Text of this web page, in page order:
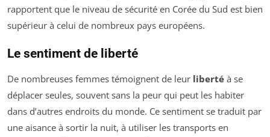
rapportent que le niveau de sécurité en Corée du Sud est bien
supérieur à celui de nombreux pays européens.
Le sentiment de liberté
De nombreuses femmes témoignent de leur liberté à se
déplacer seules, souvent sans la peur qui peut les habiter
dans d’autres endroits du monde. Ce sentiment se traduit par
une aisance à sortir la nuit, à utiliser les transports en